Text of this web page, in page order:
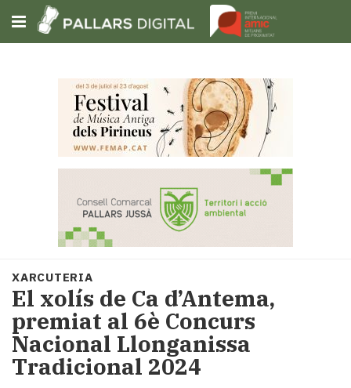
Subscriu-t'hi
Portada
Societat
Política
i
municipis
Economia
i
XARCUTERIA
El xolís de Ca d’Antema,
premiat al 6è Concurs
Nacional Llonganissa
Tradicional 2024